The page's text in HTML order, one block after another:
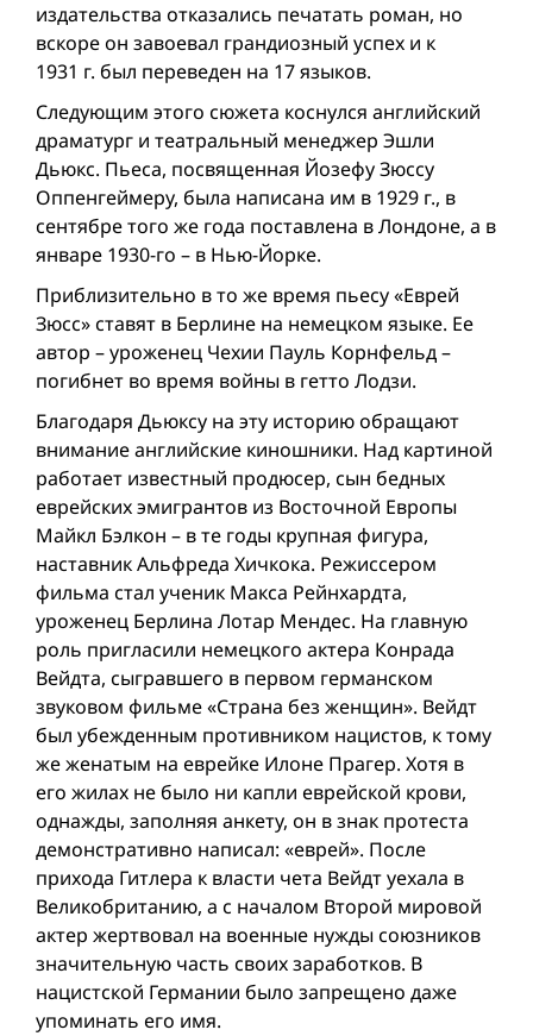
издательства отказались печатать роман, но
вскоре он завоевал грандиозный успех и к
1931 г. был переведен на 17 языков.
Следующим этого сюжета коснулся английский
драматург и театральный менеджер Эшли
Дьюкс. Пьеса, посвященная Йозефу Зюссу
Оппенгеймеру, была написана им в 1929 г., в
сентябре того же года поставлена в Лондоне, а в
январе 1930-го – в Нью-Йорке.
Приблизительно в то же время пьесу «Еврей
Зюсс» ставят в Берлине на немецком языке. Ее
автор – уроженец Чехии Пауль Корнфельд –
погибнет во время вой­ны в гетто Лодзи.
Благодаря Дьюксу на эту историю обращают
внимание английские киношники. Над картиной
работает известный продюсер, сын бедных
еврейских эмигрантов из Восточной Европы
Майкл Бэлкон – в те годы крупная фигура,
наставник Альфреда Хичкока. Режиссером
фильма стал ученик Макса Рейнхардта,
уроженец Берлина Лотар Мендес. На главную
роль пригласили немецкого актера Конрада
Вейдта, сыгравшего в первом германском
звуковом фильме «Страна без женщин». Вейдт
был убежденным противником нацистов, к тому
же женатым на еврейке Илоне Прагер. Хотя в
его жилах не было ни капли еврейской крови,
однажды, заполняя анкету, он в знак протеста
демонстративно написал: «еврей». После
прихода Гитлера к власти чета Вейдт уехала в
Великобританию, а с началом Второй мировой
актер жертвовал на военные нужды союзников
значительную часть своих заработков. В
нацистской Германии было запрещено даже
упоминать его имя.